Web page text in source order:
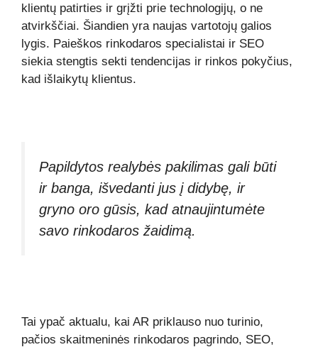
klientų patirties ir grįžti prie technologijų, o ne
atvirkščiai. Šiandien yra naujas vartotojų galios
lygis. Paieškos rinkodaros specialistai ir SEO
siekia stengtis sekti tendencijas ir rinkos pokyčius,
kad išlaikytų klientus.
Papildytos realybės pakilimas gali būti
ir banga, išvedanti jus į didybę, ir
gryno oro gūsis, kad atnaujintumėte
savo rinkodaros žaidimą.
Tai ypač aktualu, kai AR priklauso nuo turinio,
pačios skaitmeninės rinkodaros pagrindo, SEO,